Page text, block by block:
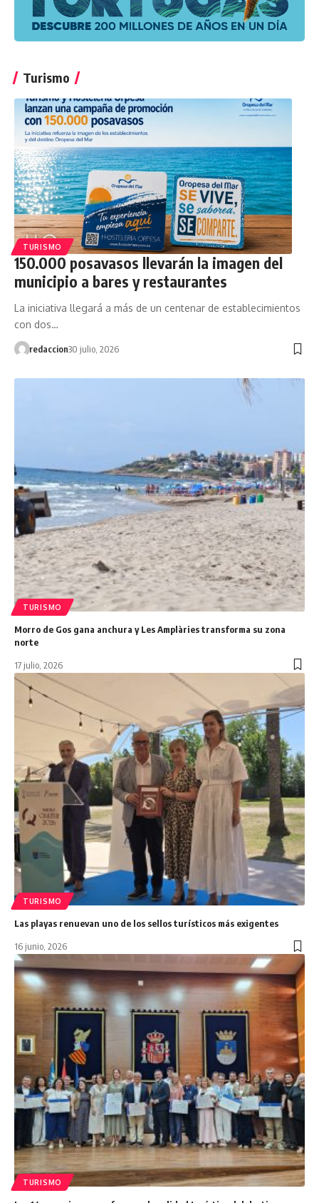
Turismo
TURISMO
150.000 posavasos llevarán la imagen del
municipio a bares y restaurantes
La iniciativa llegará a más de un centenar de establecimientos
con dos…
redaccion30 julio, 2026
TURISMO
Morro de Gos gana anchura y Les Amplàries transforma su zona
norte
17 julio, 2026
TURISMO
Las playas renuevan uno de los sellos turísticos más exigentes
16 junio, 2026
TURISMO